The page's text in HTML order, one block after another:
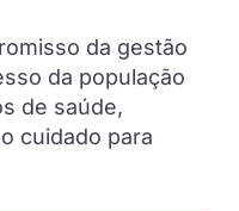
da gestão
da população
de saúde,
cuidado para